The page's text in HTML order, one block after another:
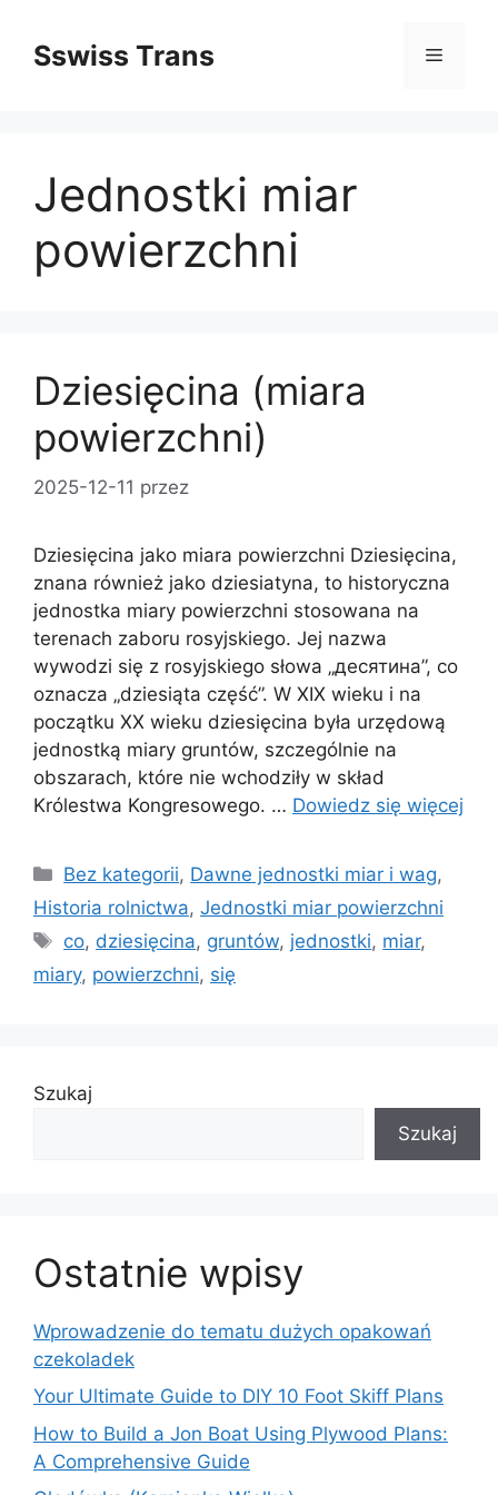
treściSswiss Trans Menu
Jednostki miar
powierzchni
Dziesięcina (miara
powierzchni)
2025-12-11 przez
Dziesięcina jako miara powierzchni Dziesięcina,
znana również jako dziesiatyna, to historyczna
jednostka miary powierzchni stosowana na
terenach zaboru rosyjskiego. Jej nazwa
wywodzi się z rosyjskiego słowa „десятина”, co
oznacza „dziesiąta część”. W XIX wieku i na
początku XX wieku dziesięcina była urzędową
jednostką miary gruntów, szczególnie na
obszarach, które nie wchodziły w skład
Królestwa Kongresowego. … Dowiedz się więcej
Kategorie
Bez kategorii, Dawne jednostki miar i wag,
Historia rolnictwa, Jednostki miar powierzchni
Tagi
co, dziesięcina, gruntów, jednostki, miar,
miary, powierzchni, się
Szukaj
Szukaj
Ostatnie wpisy
Wprowadzenie do tematu dużych opakowań
czekoladek
Your Ultimate Guide to DIY 10 Foot Skiff Plans
How to Build a Jon Boat Using Plywood Plans:
A Comprehensive Guide